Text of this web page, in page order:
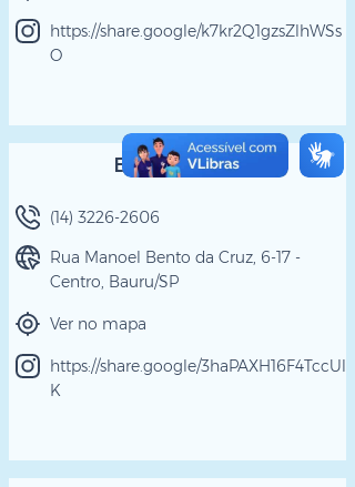
https://share.google/k7kr2Q1gzsZlhWSs
O
Bauru (Filial)
(14) 3226-2606
Rua Manoel Bento da Cruz, 6-17 -
Centro, Bauru/SP
Ver no mapa
https://share.google/3haPAXH16F4TccUl
K